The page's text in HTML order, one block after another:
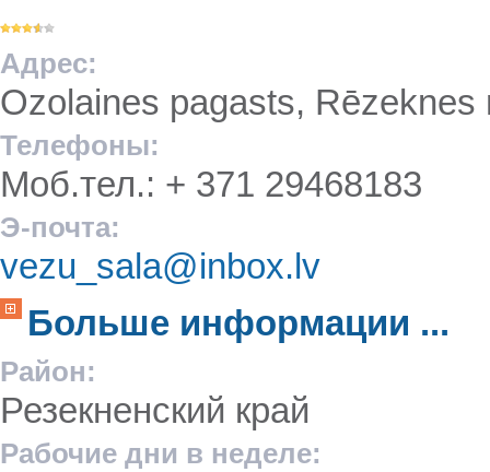
Адрес:
Ozolaines pagasts, Rēzeknes
Телефоны:
Моб.тел.: + 371 29468183
Э-почта:
vezu_sala@inbox.lv
Больше информации ...
Район:
Резекненский край
Рабочие дни в неделе: